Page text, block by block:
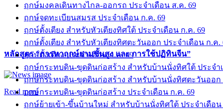
หลักสูตร “การหาฤกษ์ยามชั้นสูง และ การใช้ปฏิทินจีน”
Read more
ฤกษ์มงคลเดินทางไกล-ออกรถ ประจำเดือน ส.ค. 69
ฤกษ์จดทะเบียนสมรส ประจำเดือน ก.ค. 69
ฤกษ์ตั้งเตียง สำหรับหัวเตียงทิศใต้ ประจำเดือน ก.ค. 69
ฤกษ์ตั้งเตียง สำหรับหัวเตียงทิศตะวันออก ประจำเดือน ก.ค.
ฤกษ์ตั้งเตียง ประจำเดือน ก.ค. 69
ฤกษ์กระทบดิน-ขุดดินก่อสร้าง สำหรับบ้านนั่งทิศใต้ ประจำ
ฤกษ์กระทบดิน-ขุดดินก่อสร้าง สำหรับบ้านนั่งทิศตะวันออก
ฤกษ์กระทบดิน-ขุดดินก่อสร้าง ประจำเดือน ก.ค. 69
ฤกษ์ย้ายเข้า-ขึ้นบ้านใหม่ สำหรับบ้านนั่งทิศใต้ ประจำเดือน